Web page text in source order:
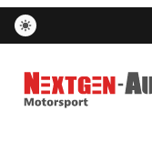
Nextgen-Auto.com